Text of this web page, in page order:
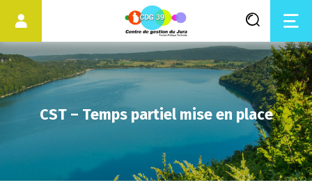
CST – Temps partiel mise en place